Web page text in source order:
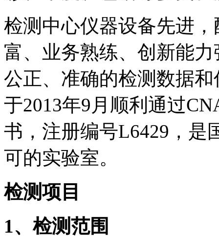
检测中心仪器设备先进
富、业务熟练、创新能
公正、准确的检测数据
于2013年9月顺利通过
书，注册编号L6429，是
可的实验室。
检测项目
1、检测范围